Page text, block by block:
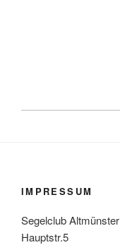
IMPRESSUM
Segelclub Altmünster
Hauptstr.5